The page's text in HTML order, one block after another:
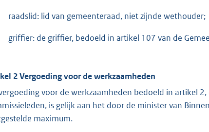
raadslid: lid van gemeenteraad, niet zijnde wethouder;
griffier: de griffier, bedoeld in artikel 107 van de
2 Vergoeding voor de werkzaamheden
voor de werkzaamheden bedoeld in artikel
is gelijk aan het door de minister van
maximum.